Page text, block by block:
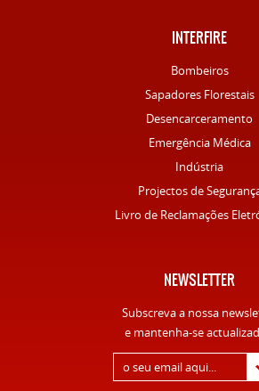
INTERFIRE
Bombeiros
Sapadores Florestais
Desencarceramento
Emergência Médica
Indústria
Projectos de
Livro de Reclamações
NEWSLETTER
Subscreva a nossa
e mantenha-se